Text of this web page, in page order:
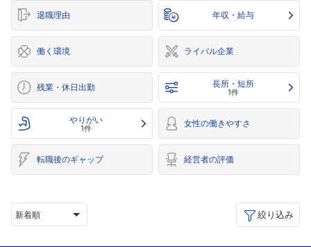
退職理由 年収・給与
働く環境 ライバル企業
残業・休日出勤 長所・短所
1件
やりがい
1件 女性の働きやすさ
転職後のギャップ 経営者の評価
新着順 絞り込み